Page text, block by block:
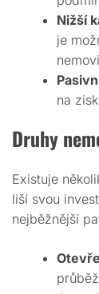
Nižší
je
na
Druhy
Existuje
liší svou
nejběžnější